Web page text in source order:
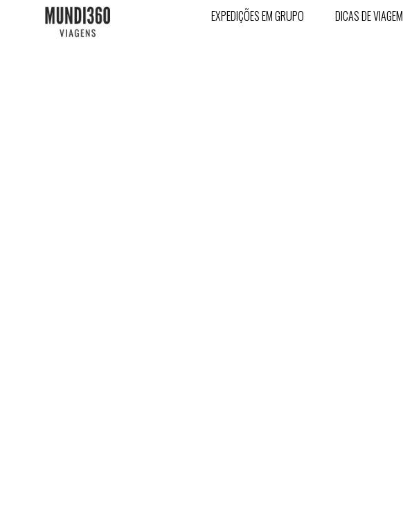
EXPEDIÇÕES EM GRUPO DICAS DE VIAGEM